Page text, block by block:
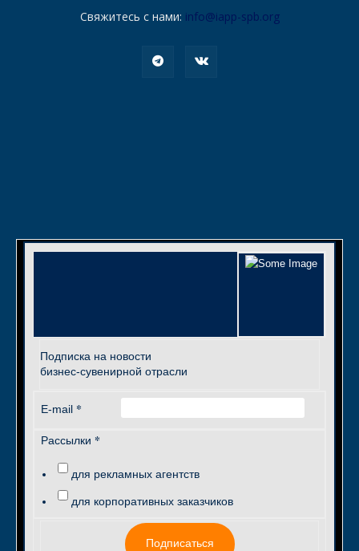
Свяжитесь с нами: info@iapp-spb.org
Подписка на новости
бизнес-сувенирной отрасли
E-mail *
Рассылки *
для рекламных агентств
для корпоративных заказчиков
Подписаться